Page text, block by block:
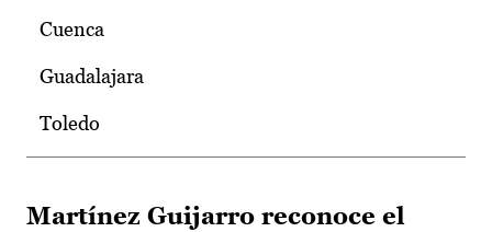
Cuenca
Guadalajara
Toledo
Martínez Guijarro reconoce el